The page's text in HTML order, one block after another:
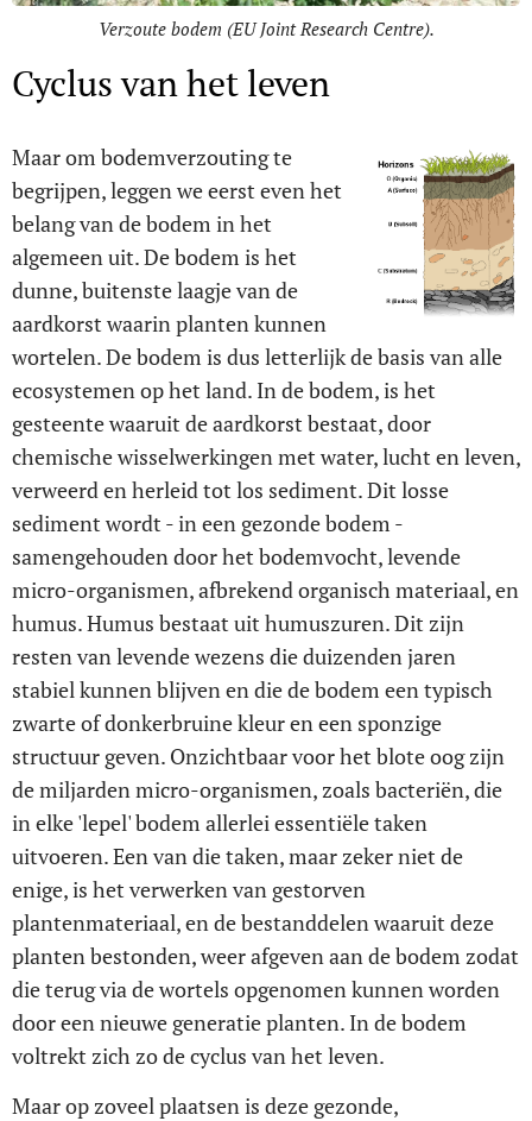
Verzoute bodem (EU Joint Research Centre).
Cyclus van het leven
Maar om bodemverzouting te
begrijpen, leggen we eerst even het
belang van de bodem in het
algemeen uit. De bodem is het
dunne, buitenste laagje van de
aardkorst waarin planten kunnen
wortelen. De bodem is dus letterlijk de basis van alle
ecosystemen op het land. In de bodem, is het
gesteente waaruit de aardkorst bestaat, door
chemische wisselwerkingen met water, lucht en leven,
verweerd en herleid tot los sediment. Dit losse
sediment wordt - in een gezonde bodem -
samengehouden door het bodemvocht, levende
micro-organismen, afbrekend organisch materiaal, en
humus. Humus bestaat uit humuszuren. Dit zijn
resten van levende wezens die duizenden jaren
stabiel kunnen blijven en die de bodem een typisch
zwarte of donkerbruine kleur en een sponzige
structuur geven. Onzichtbaar voor het blote oog zijn
de miljarden micro-organismen, zoals bacteriën, die
in elke 'lepel' bodem allerlei essentiële taken
uitvoeren. Een van die taken, maar zeker niet de
enige, is het verwerken van gestorven
plantenmateriaal, en de bestanddelen waaruit deze
planten bestonden, weer afgeven aan de bodem zodat
die terug via de wortels opgenomen kunnen worden
door een nieuwe generatie planten. In de bodem
voltrekt zich zo de cyclus van het leven.
Maar op zoveel plaatsen is deze gezonde,